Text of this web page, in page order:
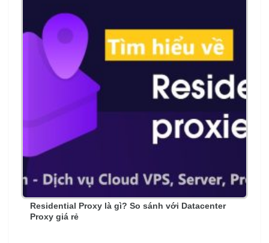
Residential Proxy là gì? So sánh với Datacenter
Proxy giá rẻ